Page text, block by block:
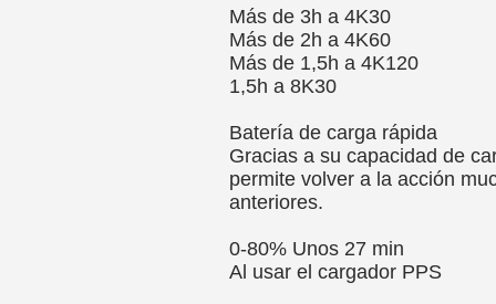
Más de 3h a 4K30
Más de 2h a 4K60
Más de 1,5h a 4K120
1,5h a 8K30
Batería de carga rápida
Gracias a su capacidad de
permite volver a la acción
anteriores.
0-80% Unos 27 min
Al usar el cargador PPS